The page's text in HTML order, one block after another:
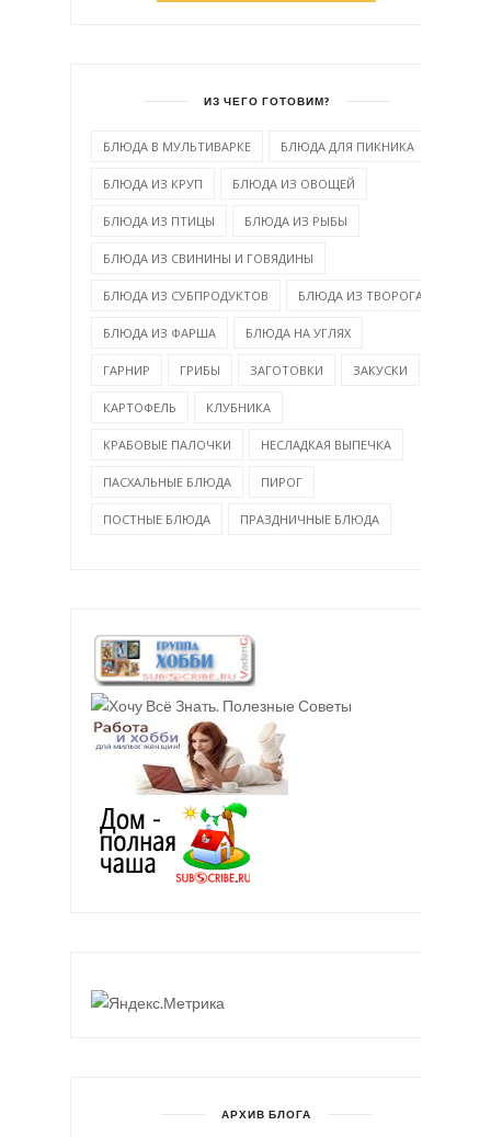
ИЗ ЧЕГО ГОТОВИМ?
БЛЮДА В МУЛЬТИВАРКЕ БЛЮДА ДЛЯ ПИКНИКА
БЛЮДА ИЗ КРУП БЛЮДА ИЗ ОВОЩЕЙ
БЛЮДА ИЗ ПТИЦЫ БЛЮДА ИЗ РЫБЫ
БЛЮДА ИЗ СВИНИНЫ И ГОВЯДИНЫ
БЛЮДА ИЗ СУБПРОДУКТОВ БЛЮДА ИЗ ТВОРОГА
БЛЮДА ИЗ ФАРША БЛЮДА НА УГЛЯХ
ГАРНИР ГРИБЫ ЗАГОТОВКИ ЗАКУСКИ
КАРТОФЕЛЬ КЛУБНИКА
КРАБОВЫЕ ПАЛОЧКИ НЕСЛАДКАЯ ВЫПЕЧКА
ПАСХАЛЬНЫЕ БЛЮДА ПИРОГ
ПОСТНЫЕ БЛЮДА ПРАЗДНИЧНЫЕ БЛЮДА
АРХИВ БЛОГА